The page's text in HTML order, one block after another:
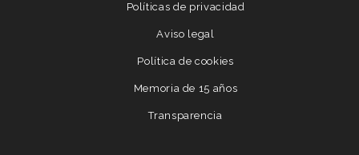
Políticas de privacidad
Aviso legal
Política de cookies
Memoria de 15 años
Transparencia